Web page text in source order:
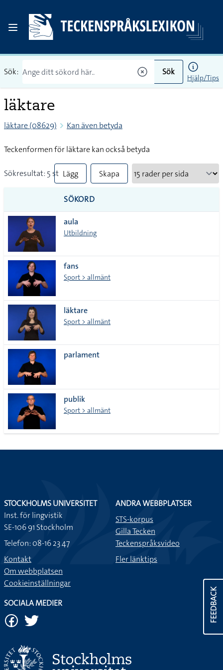
Sök: Sök
Hjälp/Tips
läktare
läktare (08629) Kan även betyda
Teckenformen för läktare kan också betyda
Sökresultat: 5 st Lägg
till
alla i
lista
Skapa
SÖKORD
aula
Utbildning
fans
Sport > allmänt
läktare
Sport > allmänt
parlament
publik
Sport > allmänt
FEEDBACK
STOCKHOLMS UNIVERSITET
Inst. för lingvistik
SE-106 91 Stockholm
Telefon: 08-16 23 47
Kontakt
Om webbplatsen
Cookieinställningar
ANDRA WEBBPLATSER
STS-korpus
Gilla Tecken
Teckenspråksvideo
Fler länktips
SOCIALA MEDIER